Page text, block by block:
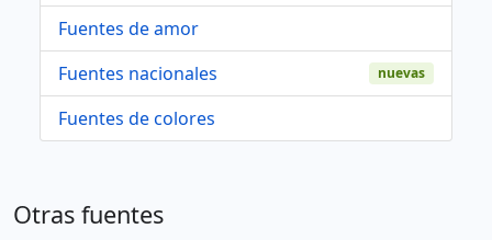
Fuentes de amor
Fuentes nacionales
nuevas
Fuentes de colores
Otras fuentes